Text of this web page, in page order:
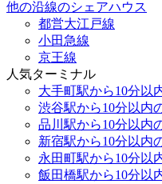
他の沿線のシェアハウス
都営大江戸線
小田急線
京王線
人気ターミナル
大手町駅から10分以
渋谷駅から10分以内
品川駅から10分以内
新宿駅から10分以内
永田町駅から10分以
飯田橋駅から10分以